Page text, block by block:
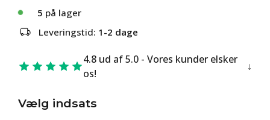
5 på lager
Leveringstid: 1-2 dage
4.8 ud af 5.0 - Vores kunder elsker
os!
Vælg indsats